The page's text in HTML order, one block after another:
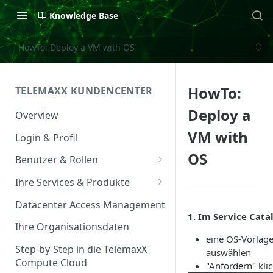
Knowledge Base
HowTo: Deploy a VM with OS
TELEMAXX KUNDENCENTER
Overview
Login & Profil
Benutzer & Rollen
Benutzer verwalten
Rollen & Rechte
Ihre Services & Produkte
Services Overview
Service Management
Service & Vertrag
Ansprechpartner &
Datacenter Access Management
Ihre Organisationsdaten
Step-by-Step in die TelemaxX
Compute Cloud
HowTo:
Deploy a
VM with
OS
1. Im Service
eine OS-Vorlage
auswählen
"Anfordern"